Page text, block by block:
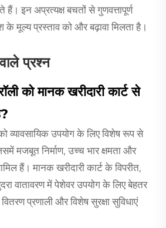
हैं। इन अप्रत्यक्ष बचतों से गुणवत्तापूर्ण
के मूल्य प्रस्ताव को और बढ़ावा मिलता है।
प्रश्न
को मानक खरीदारी कार्ट से
को व्यावसायिक उपयोग के लिए विशेष रूप से
मजबूत निर्माण, उच्च भार क्षमता और
हैं। मानक खरीदारी कार्ट के विपरीत,
वातावरण में पेशेवर उपयोग के लिए बेहतर
प्रणाली और विशेष सुरक्षा सुविधाएं